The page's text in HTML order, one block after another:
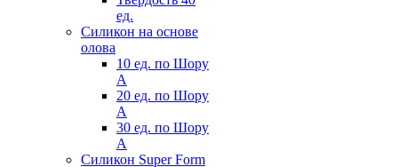
ед.
Силикон на основе
олова
10 ед. по Шору
А
20 ед. по Шору
А
30 ед. по Шору
А
Силикон Super Form